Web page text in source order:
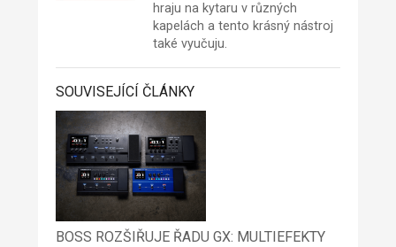
hraju na kytaru v různých
kapelách a tento krásný nástroj
také vyučuju.
SOUVISEJÍCÍ ČLÁNKY
BOSS ROZŠIŘUJE ŘADU GX: MULTIEFEKTY